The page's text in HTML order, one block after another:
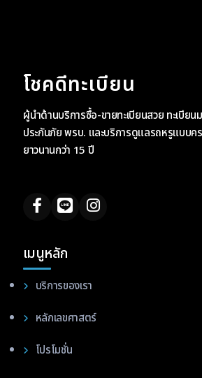
โชคดีทะเบียน
ผู้นำด้านบริการซื้อ-ขายทะเบียนสวย ทะเบีย
ประกันภัย พรบ. และบริการดูแลรถหรูแบบค
ยาวนานกว่า 15 ปี
เมนูหลัก
บริการของเรา
หลักเลขศาสตร์
โปรโมชั่น